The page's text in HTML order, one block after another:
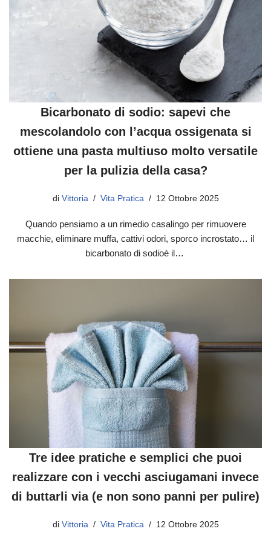
Bicarbonato di sodio: sapevi che
mescolandolo con l’acqua ossigenata si
ottiene una pasta multiuso molto versatile
per la pulizia della casa?
di Vittoria Vita Pratica 12 Ottobre 2025
Quando pensiamo a un rimedio casalingo per rimuovere
macchie, eliminare muffa, cattivi odori, sporco incrostato… il
bicarbonato di sodioè il…
Tre idee pratiche e semplici che puoi
realizzare con i vecchi asciugamani invece
di buttarli via (e non sono panni per pulire)
di Vittoria Vita Pratica 12 Ottobre 2025